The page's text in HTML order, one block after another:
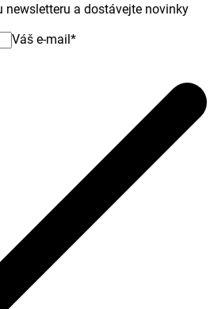
newsletteru a dostávejte novinky
Váš e-mail*